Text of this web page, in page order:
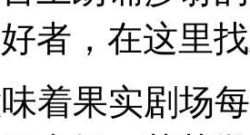
者，在这里
着果实剧场